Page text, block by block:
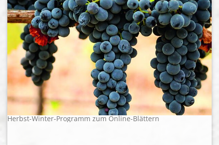
Herbst-Winter-Programm zum Online-Blättern